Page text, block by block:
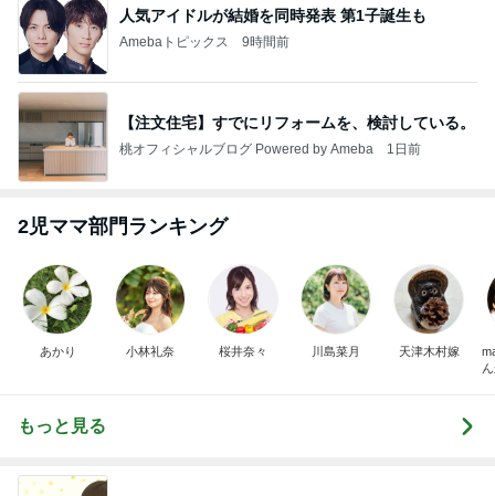
人気アイドルが結婚を同時発表 第1子誕生も
Amebaトピックス 9時間前
【注文住宅】すでにリフォームを、検討している。
桃オフィシャルブログ Powered by Ameba 1日前
2児ママ部門ランキング
あかり 小林礼奈 桜井奈々 川島菜月 天津木村嫁
もっと見る